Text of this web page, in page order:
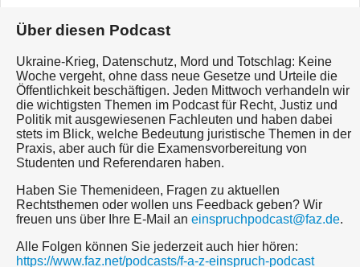
Über diesen Podcast
Ukraine-Krieg, Datenschutz, Mord und Totschlag: Keine
Woche vergeht, ohne dass neue Gesetze und Urteile die
Öffentlichkeit beschäftigen. Jeden Mittwoch verhandeln wir
die wichtigsten Themen im Podcast für Recht, Justiz und
Politik mit ausgewiesenen Fachleuten und haben dabei
stets im Blick, welche Bedeutung juristische Themen in der
Praxis, aber auch für die Examensvorbereitung von
Studenten und Referendaren haben.
Haben Sie Themenideen, Fragen zu aktuellen
Rechtsthemen oder wollen uns Feedback geben? Wir
freuen uns über Ihre E-Mail an einspruchpodcast@faz.de.
Alle Folgen können Sie jederzeit auch hier hören:
https://www.faz.net/podcasts/f-a-z-einspruch-podcast